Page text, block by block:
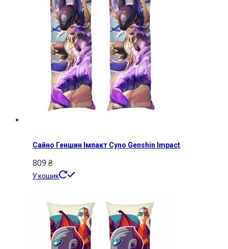
Сайно Геншин Імпакт Cyno Genshin Impact
809 ₴
У кошик